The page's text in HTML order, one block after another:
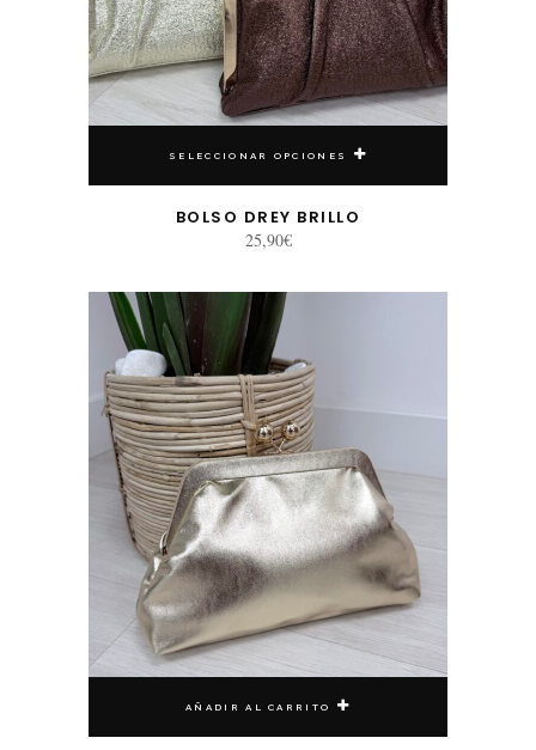
SELECCIONAR OPCIONES
BOLSO DREY BRILLO
25,90€
AÑADIR AL CARRITO